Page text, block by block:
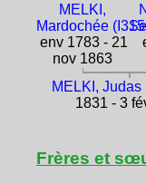
MELKI,
Mardochée
env 1783 - 21
nov 1863
MELKI, Judas
1831 - 3
Frères et